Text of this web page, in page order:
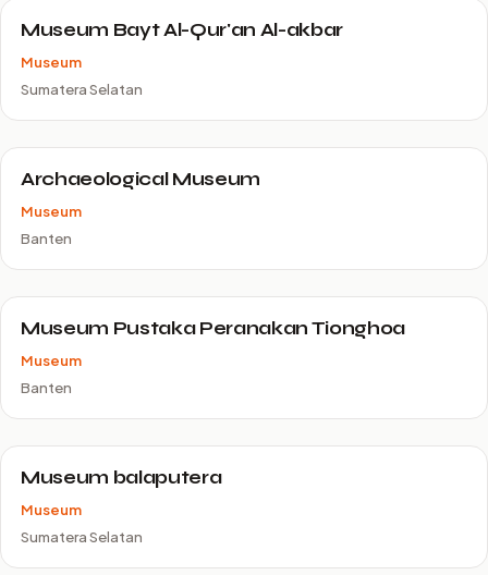
Museum Bayt Al-Qur'an Al-akbar
Museum
Sumatera Selatan
Archaeological Museum
Museum
Banten
Museum Pustaka Peranakan Tionghoa
Museum
Banten
Museum balaputera
Museum
Sumatera Selatan